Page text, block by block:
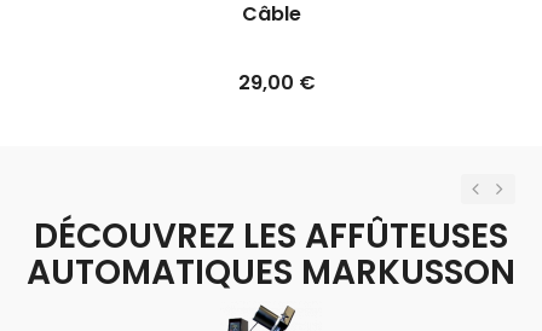
Câble
Prix
29,00 €
DÉCOUVREZ LES AFFÛTEUSES
AUTOMATIQUES MARKUSSON